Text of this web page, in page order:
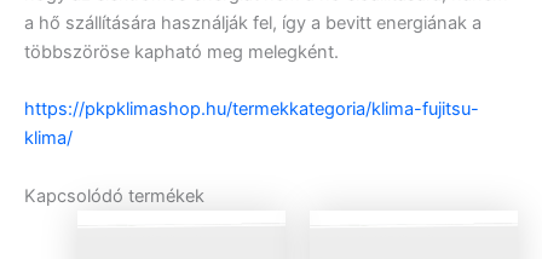
a hő szállítására használják fel, így a bevitt energiának a
többszöröse kapható meg melegként.
https://pkpklimashop.hu/termekkategoria/klima-fujitsu-
klima/
Kapcsolódó termékek